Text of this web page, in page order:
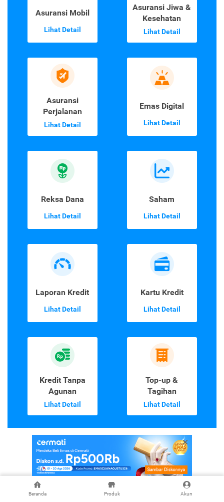
Beranda Produk Akun
Asuransi Mobil
Lihat Detail
Asuransi Jiwa &
Kesehatan
Lihat Detail
Asuransi
Perjalanan
Lihat Detail
Emas Digital
Lihat Detail
Reksa Dana
Lihat Detail
Saham
Lihat Detail
Laporan Kredit
Lihat Detail
Kartu Kredit
Lihat Detail
Kredit Tanpa
Agunan
Lihat Detail
Top-up &
Tagihan
Lihat Detail
ARTIKEL TERKAIT